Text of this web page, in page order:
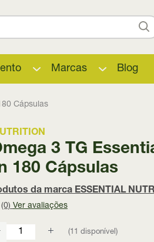
Marcas Blog
Cápsulas
3 TG
180 Cápsulas
da marca ESSENTIAL
(0) Ver avaliações
(11 disponível)